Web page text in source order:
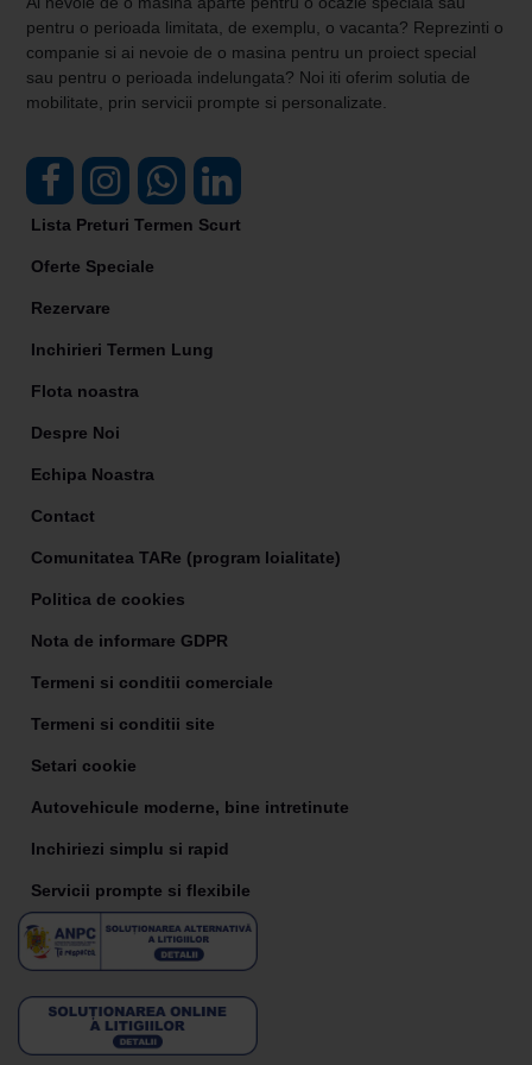
pentru o perioada limitata, de exemplu, o vacanta? Reprezinti o
companie si ai nevoie de o masina pentru un proiect special
sau pentru o perioada indelungata? Noi iti oferim solutia de
mobilitate, prin servicii prompte si personalizate.
Lista Preturi Termen Scurt
Oferte Speciale
Rezervare
Inchirieri Termen Lung
Flota noastra
Despre Noi
Echipa Noastra
Contact
Comunitatea TARe (program loialitate)
Politica de cookies
Nota de informare GDPR
Termeni si conditii comerciale
Termeni si conditii site
Setari cookie
Autovehicule moderne, bine intretinute
Inchiriezi simplu si rapid
Servicii prompte si flexibile